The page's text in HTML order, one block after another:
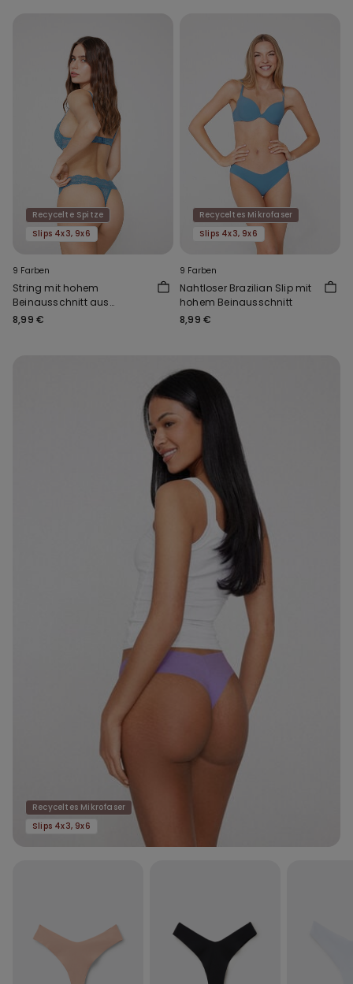
Recycelte Spitze
Slips 4x3, 9x6
9 Farben
String mit hohem
Beinausschnitt aus
recycelter Spitze
8,99 €
Recyceltes Mikrofaser
Slips 4x3, 9x6
9 Farben
Nahtloser Brazilian Slip mit
hohem Beinausschnitt
8,99 €
Recyceltes Mikrofaser
Slips 4x3, 9x6